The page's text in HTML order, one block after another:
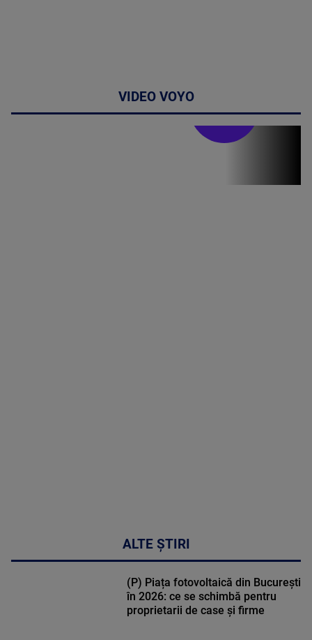
VIDEO VOYO
ALTE ȘTIRI
(P) Piața fotovoltaică din București
în 2026: ce se schimbă pentru
proprietarii de case și firme